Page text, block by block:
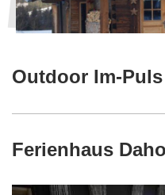
Outdoor Im-
Ferienhaus